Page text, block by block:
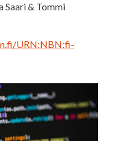
Saari & Tommi
URN:NBN:fi-